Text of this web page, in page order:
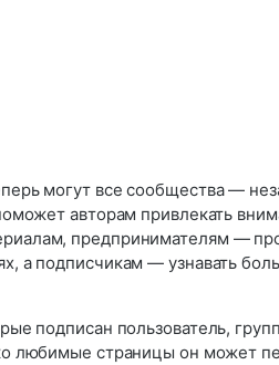
могут все сообщества —
авторам привлекать
предпринимателям —
а подписчикам — узнавать
подписан пользователь,
любимые страницы он может